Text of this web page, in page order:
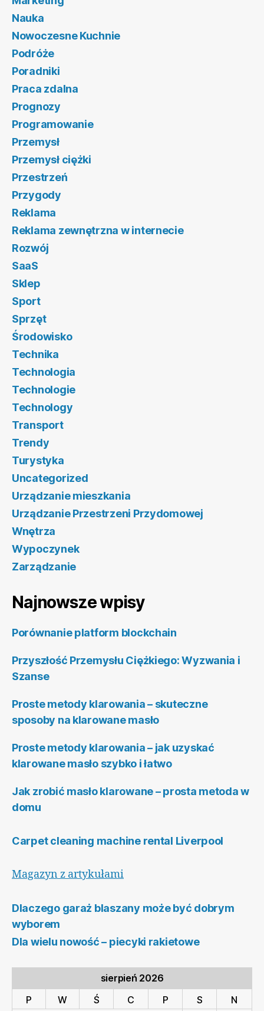
Nauka
Nowoczesne Kuchnie
Podróże
Poradniki
Praca zdalna
Prognozy
Programowanie
Przemysł
Przemysł ciężki
Przestrzeń
Przygody
Reklama
Reklama zewnętrzna w internecie
Rozwój
SaaS
Sklep
Sport
Sprzęt
Środowisko
Technika
Technologia
Technologie
Technology
Transport
Trendy
Turystyka
Uncategorized
Urządzanie mieszkania
Urządzanie Przestrzeni Przydomowej
Wnętrza
Wypoczynek
Zarządzanie
Najnowsze wpisy
Porównanie platform blockchain
Przyszłość Przemysłu Ciężkiego: Wyzwania i
Szanse
Proste metody klarowania – skuteczne
sposoby na klarowane masło
Proste metody klarowania – jak uzyskać
klarowane masło szybko i łatwo
Jak zrobić masło klarowane – prosta metoda w
domu
Carpet cleaning machine rental Liverpool
Magazyn z artykułami
Dlaczego garaż blaszany może być dobrym
wyborem
Dla wielu nowość – piecyki rakietowe
sierpień 2026
P
W Ś C P S N